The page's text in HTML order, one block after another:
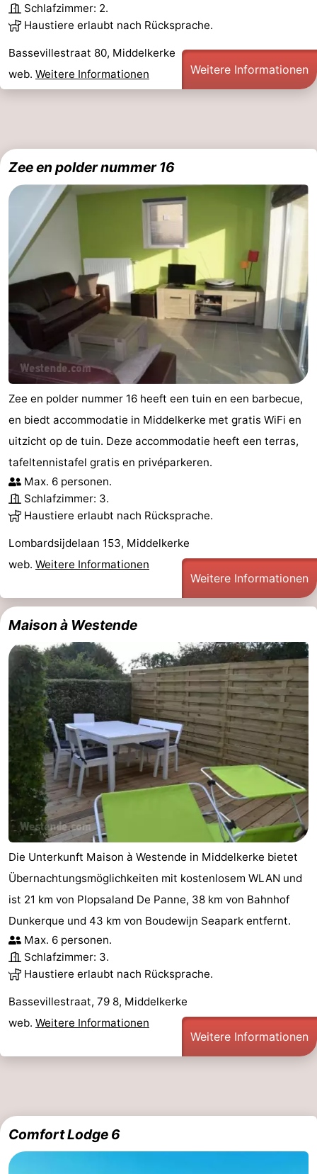
Schlafzimmer: 2.
Haustiere erlaubt nach Rücksprache.
Bassevillestraat 80, Middelkerke
web. Weitere Informationen Weitere Informationen
Zee en polder nummer 16
Zee en polder nummer 16 heeft een tuin en een barbecue,
en biedt accommodatie in Middelkerke met gratis WiFi en
uitzicht op de tuin. Deze accommodatie heeft een terras,
tafeltennistafel gratis en privéparkeren.
Max. 6 personen.
Schlafzimmer: 3.
Haustiere erlaubt nach Rücksprache.
Lombardsijdelaan 153, Middelkerke
web. Weitere Informationen
Weitere Informationen
Maison à Westende
Die Unterkunft Maison à Westende in Middelkerke bietet
Übernachtungsmöglichkeiten mit kostenlosem WLAN und
ist 21 km von Plopsaland De Panne, 38 km von Bahnhof
Dunkerque und 43 km von Boudewijn Seapark entfernt.
Max. 6 personen.
Schlafzimmer: 3.
Haustiere erlaubt nach Rücksprache.
Bassevillestraat, 79 8, Middelkerke
web. Weitere Informationen
Weitere Informationen
Comfort Lodge 6